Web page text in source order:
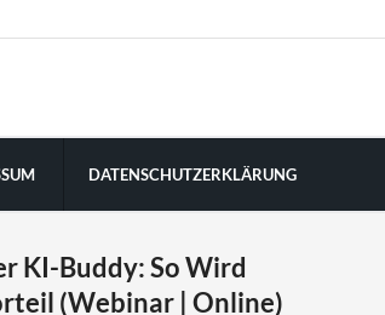
DATENSCHUTZERKLÄRUNG
KI-Buddy: So Wird
(Webinar | Online)